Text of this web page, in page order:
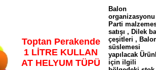
Toptan Perakende
1 LİTRE KULLAN
AT HELYUM TÜPÜ
Balon
organizasyonu
Parti
satışı , Dilek
çeşitleri ,
süslemesi
yapılacak
için ilgili